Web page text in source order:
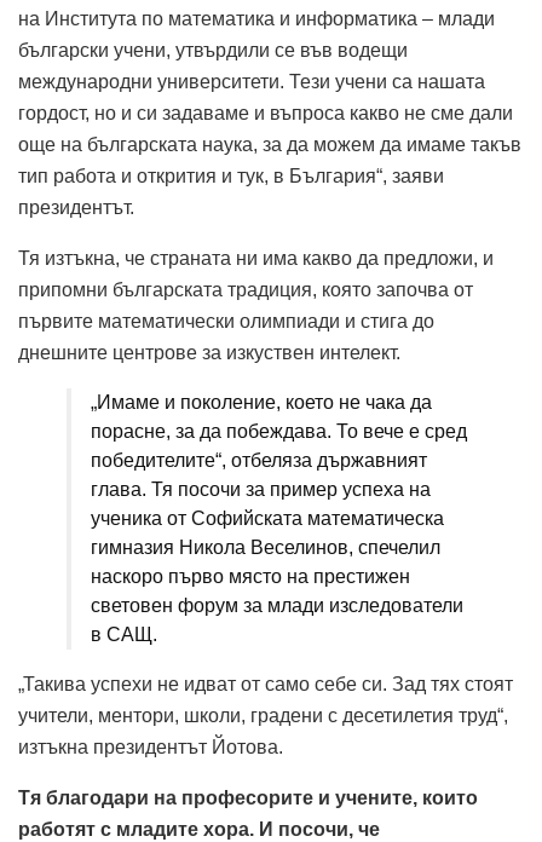
на Института по математика и информатика – млади
български учени, утвърдили се във водещи
международни университети. Тези учени са нашата
гордост, но и си задаваме и въпроса какво не сме дали
още на българската наука, за да можем да имаме такъв
тип работа и открития и тук, в България“, заяви
президентът.
Тя изтъкна, че страната ни има какво да предложи, и
припомни българската традиция, която започва от
първите математически олимпиади и стига до
днешните центрове за изкуствен интелект.
„Имаме и поколение, което не чака да
порасне, за да побеждава. То вече е сред
победителите“, отбеляза държавният
глава. Тя посочи за пример успеха на
ученика от Софийската математическа
гимназия Никола Веселинов, спечелил
наскоро първо място на престижен
световен форум за млади изследователи
в САЩ.
„Такива успехи не идват от само себе си. Зад тях стоят
учители, ментори, школи, градени с десетилетия труд“,
изтъкна президентът Йотова.
Тя благодари на професорите и учените, които
работят с младите хора. И посочи, че